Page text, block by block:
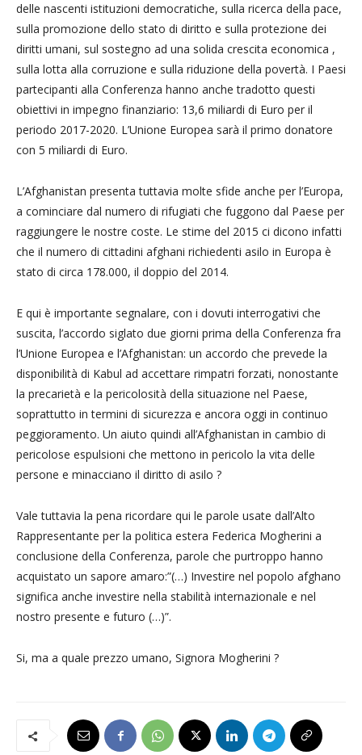
delle nascenti istituzioni democratiche, sulla ricerca della pace,
sulla promozione dello stato di diritto e sulla protezione dei
diritti umani, sul sostegno ad una solida crescita economica ,
sulla lotta alla corruzione e sulla riduzione della povertà. I Paesi
partecipanti alla Conferenza hanno anche tradotto questi
obiettivi in impegno finanziario: 13,6 miliardi di Euro per il
periodo 2017-2020. L’Unione Europea sarà il primo donatore
con 5 miliardi di Euro.
L’Afghanistan presenta tuttavia molte sfide anche per l’Europa,
a cominciare dal numero di rifugiati che fuggono dal Paese per
raggiungere le nostre coste. Le stime del 2015 ci dicono infatti
che il numero di cittadini afghani richiedenti asilo in Europa è
stato di circa 178.000, il doppio del 2014.
E qui è importante segnalare, con i dovuti interrogativi che
suscita, l’accordo siglato due giorni prima della Conferenza fra
l’Unione Europea e l’Afghanistan: un accordo che prevede la
disponibilità di Kabul ad accettare rimpatri forzati, nonostante
la precarietà e la pericolosità della situazione nel Paese,
soprattutto in termini di sicurezza e ancora oggi in continuo
peggioramento. Un aiuto quindi all’Afghanistan in cambio di
pericolose espulsioni che mettono in pericolo la vita delle
persone e minacciano il diritto di asilo ?
Vale tuttavia la pena ricordare qui le parole usate dall’Alto
Rappresentante per la politica estera Federica Mogherini a
conclusione della Conferenza, parole che purtroppo hanno
acquistato un sapore amaro:”(…) Investire nel popolo afghano
significa anche investire nella stabilità internazionale e nel
nostro presente e futuro (…)”.
Si, ma a quale prezzo umano, Signora Mogherini ?